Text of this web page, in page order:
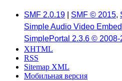
SMF 2.0.19 SMF © 2015,
Simple Audio Video
SimplePortal 2.3.6 © 2008-
XHTML
RSS
Sitemap XML
Мобильная версия